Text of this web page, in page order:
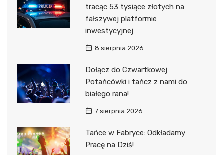
tracąc 53 tysiące złotych na
fałszywej platformie
inwestycyjnej
8 sierpnia 2026
Dołącz do Czwartkowej
Potańcówki i tańcz z nami do
białego rana!
7 sierpnia 2026
Tańce w Fabryce: Odkładamy
Pracę na Dziś!